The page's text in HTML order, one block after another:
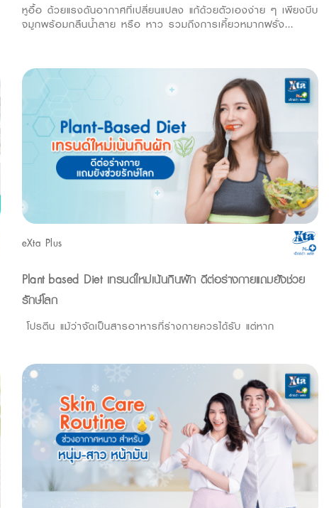
หูอื้อ ด้วยแรงดันอากาศที่เปลี่ยนแปลง แก้ด้วยตัวเองง่าย ๆ เพียงบีบ
จมูกพร้อมกลืนน้ำลาย หรือ หาว รวมถึงการเคี้ยวหมากฝรั่ง...
eXta Plus
Plant-based Diet เทรนด์ใหม่เน้นกินผัก ดีต่อร่างกายแถมยังช่วย
รักษ์โลก
โปรตีน แม้ว่าจัดเป็นสารอาหารที่ร่างกายควรได้รับ แต่หาก